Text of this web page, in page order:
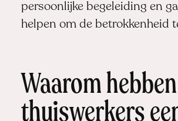
persoonlijke begeleiding en
helpen om de betrokkenheid
Waarom hebben
thuiswerkers